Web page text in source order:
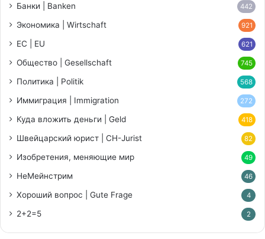
Банки | Banken 442
Экономика | Wirtschaft 921
ЕС | EU 621
Общество | Gesellschaft 745
Политика | Politik 568
Иммиграция | Immigration 272
Куда вложить деньги | Geld 418
Швейцарский юрист | CH-Jurist 82
Изобретения, меняющие мир 49
НеМейнстрим 46
Хороший вопрос | Gute Frage 4
2+2=5 2